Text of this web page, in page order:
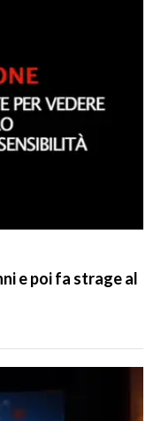
e poi fa strage al